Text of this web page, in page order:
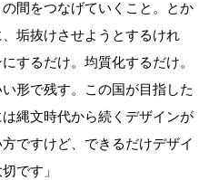
間をつなげていくこと。とか
垢抜けさせようとするけれ
するだけ。均質化するだけ。
形で残す。この国が目指した
縄文時代から続くデザインが
ですけど、できるだけデザイ
です」